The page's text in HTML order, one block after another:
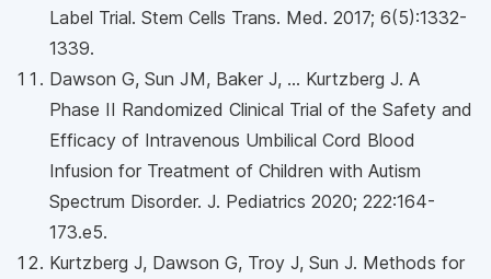
Label Trial. Stem Cells Trans. Med. 2017; 6(5):1332-
1339.
Dawson G, Sun JM, Baker J, ... Kurtzberg J. A
Phase II Randomized Clinical Trial of the Safety and
Efficacy of Intravenous Umbilical Cord Blood
Infusion for Treatment of Children with Autism
Spectrum Disorder. J. Pediatrics 2020; 222:164-
173.e5.
Kurtzberg J, Dawson G, Troy J, Sun J. Methods for